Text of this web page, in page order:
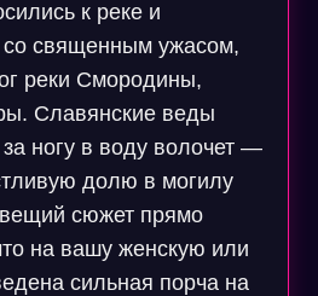
к реке и
со священным ужасом,
реки Смородины,
Славянские веды
ногу в воду волочет —
долю в могилу
сюжет прямо
на вашу женскую или
сильная порча на